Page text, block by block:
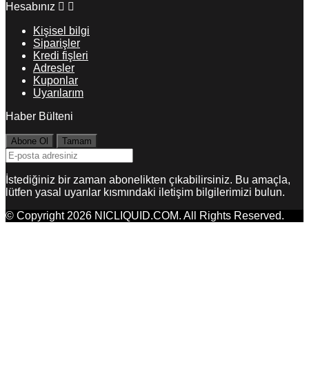
Hesabınız  
Kişisel bilgi
Siparişler
Kredi fişleri
Adresler
Kuponlar
Uyarılarım
Haber Bülteni
İstediğiniz bir zaman abonelikten çıkabilirsiniz. Bu amaçla,
lütfen yasal uyarılar kısmındaki iletişim bilgilerimizi bulun.
© Copyright 2026 NICLIQUID.COM. All Rights Reserved.